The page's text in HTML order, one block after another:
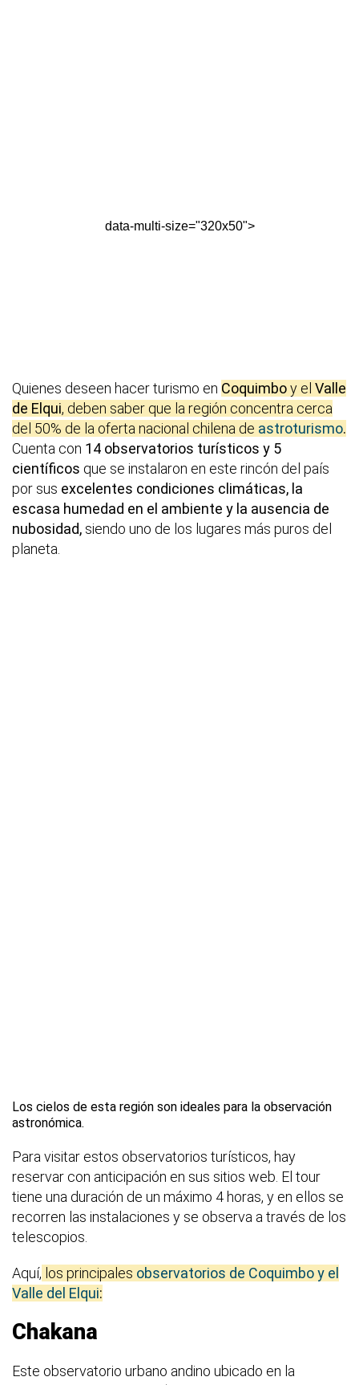
data-multi-size="320x50">
Quienes deseen hacer turismo en Coquimboy el Valle
de Elqui, deben saber que la región concentra cerca
del 50% de la oferta nacional chilena de astroturismo.
Cuenta con 14 observatorios turísticos y 5
científicos que se instalaron en este rincón del país
por sus excelentes condiciones climáticas, la
escasa humedad en el ambiente y la ausencia de
nubosidad, siendo uno de los lugares más puros del
planeta.
Los cielos de esta región son ideales para la observación
astronómica.
Para visitar estos observatorios turísticos, hay
reservar con anticipación en sus sitios web. El tour
tiene una duración de un máximo 4 horas, y en ellos se
recorren las instalaciones y se observa a través de los
telescopios.
Aquí, los principales observatorios de Coquimbo y el
Valle del Elqui:
Chakana
Este observatorio urbano andino ubicado en la